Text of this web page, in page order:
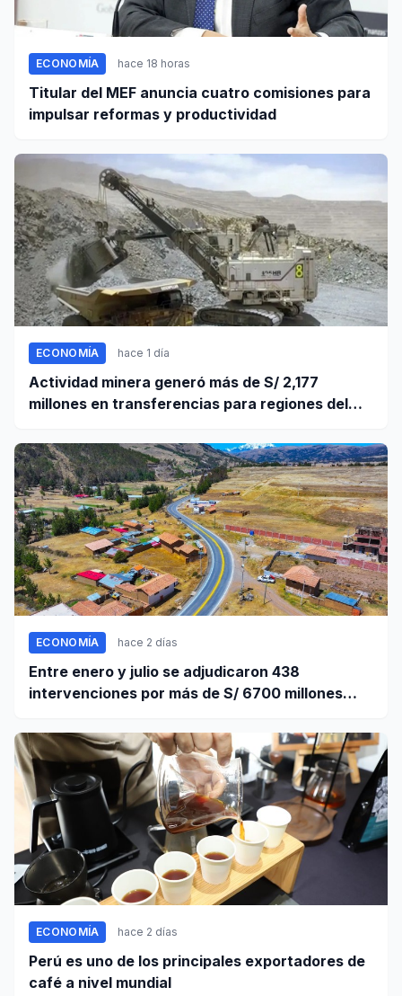
ECONOMÍA hace 18 horas
Titular del MEF anuncia cuatro comisiones para
impulsar reformas y productividad
ECONOMÍA hace 1 día
Actividad minera generó más de S/ 2,177
millones en transferencias para regiones del
ECONOMÍA hace 2 días
Entre enero y julio se adjudicaron 438
intervenciones por más de S/ 6700 millones
ECONOMÍA hace 2 días
Perú es uno de los principales exportadores de
café a nivel mundial